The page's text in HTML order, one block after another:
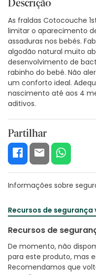
Descrição
As fraldas Cotocouche
limitar o aparecimento
assaduras nos bebés.
algodão natural muito
desenvolvimento de
rabinho do bebé. Não
um conforto ideal.
nascimento até aos 4
aditivos.
Partilhar
Informações sobre
Recursos de segurança
Recursos de
De momento, não
para este produto, mas
Recomendamos que